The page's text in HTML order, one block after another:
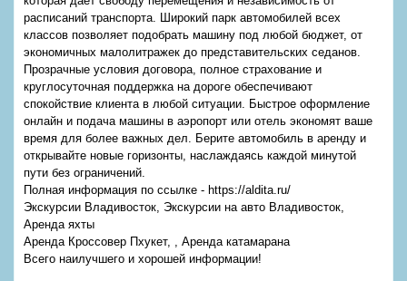
расписаний транспорта. Широкий парк автомобилей всех
классов позволяет подобрать машину под любой бюджет, от
экономичных малолитражек до представительских седанов.
Прозрачные условия договора, полное страхование и
круглосуточная поддержка на дороге обеспечивают
спокойствие клиента в любой ситуации. Быстрое оформление
онлайн и подача машины в аэропорт или отель экономят ваше
время для более важных дел. Берите автомобиль в аренду и
открывайте новые горизонты, наслаждаясь каждой минутой
пути без ограничений.
Полная информация по ссылке - https://aldita.ru/
Экскурсии Владивосток, Экскурсии на авто Владивосток,
Аренда яхты
Аренда Кроссовер Пхукет, , Аренда катамарана
Всего наилучшего и хорошей информации!